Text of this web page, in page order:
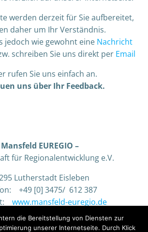
werden derzeit für Sie aufbereitet,
daher um Ihr Verständnis.
jedoch wie gewohnt eine Nachricht
schreiben Sie uns direkt per Email
rufen Sie uns einfach an.
uns über Ihr Feedback.
Mansfeld EUREGIO –
für Regionalentwicklung e.V.
Lutherstadt Eisleben
+49 [0] 3475/ 612 387
www.mansfeld-euregio.de
die Bereitstellung von Diensten zur
unserer Internetseite. Durch Klick